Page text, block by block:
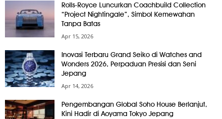
Rolls-Royce Luncurkan Coachbuild Collection
“Project Nightingale”, Simbol Kemewahan
Tanpa Batas
Apr 15, 2026
Inovasi Terbaru Grand Seiko di Watches and
Wonders 2026, Perpaduan Presisi dan Seni
Jepang
Apr 14, 2026
Pengembangan Global Soho House Berlanjut,
Kini Hadir di Aoyama Tokyo Jepang